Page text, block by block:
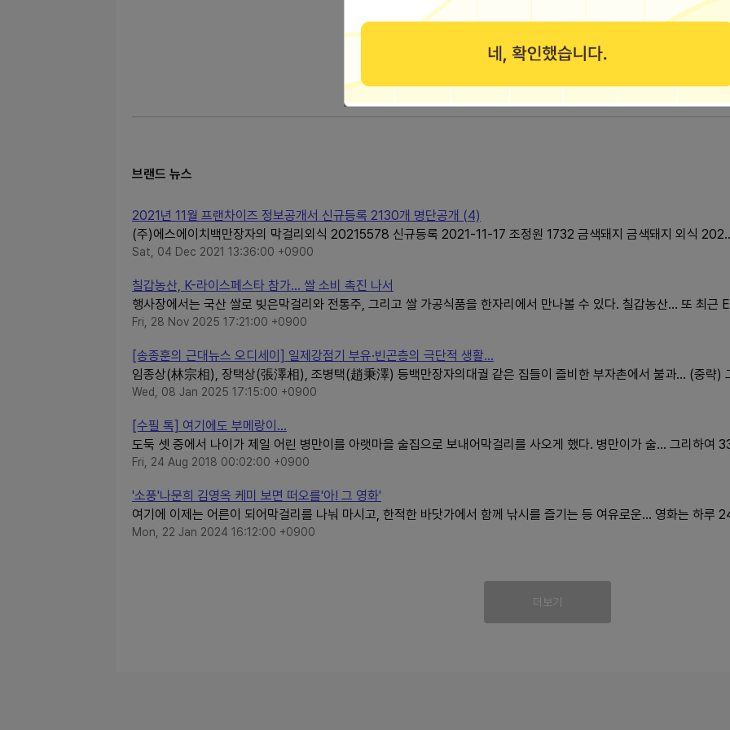
더보기
브랜드 뉴스
2021년 11월 프랜차이즈 정보공개서 신규등록 2130개 명단공개 (4)
(주)에스에이치백만장자의 막걸리외식 20215578 신규등록 2021-11-17 조정원 1732 금색돼지 금색돼지 외식
Sat, 04 Dec 2021 13:36:00 +0900
칠갑농산, K-라이스페스타 참가… 쌀 소비 촉진 나서
행사장에서는 국산 쌀로 빚은막걸리와 전통주, 그리고 쌀 가공식품을 한자리에서 만나볼 수 있다. 칠갑농산... 또 최근
Fri, 28 Nov 2025 17:21:00 +0900
[송종훈의 근대뉴스 오디세이] 일제강점기 부유·빈곤층의 극단적 생활...
임종상(林宗相), 장택상(張澤相), 조병택(趙秉澤) 등백만장자의대궐 같은 집들이 즐비한 부자촌에서 불과... (중략)
Wed, 08 Jan 2025 17:15:00 +0900
[수필 톡] 여기에도 부메랑이…
도둑 셋 중에서 나이가 제일 어린 병만이를 아랫마을 술집으로 보내어막걸리를 사오게 했다. 병만이가 술... 그리하여
Fri, 24 Aug 2018 00:02:00 +0900
'소풍'나문희 김영옥 케미 보면 떠오를'아! 그 영화'
여기에 이제는 어른이 되어막걸리를 나눠 마시고, 한적한 바닷가에서 함께 낚시를 즐기는 등 여유로운... 영화는 하루
Mon, 22 Jan 2024 16:12:00 +0900
더보기